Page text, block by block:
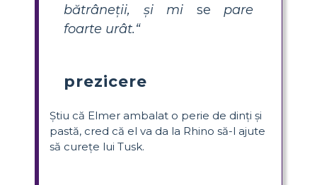
bătrâneții, și mi se pare
foarte urât.“
prezicere
Știu că Elmer ambalat o perie de dinți și
pastă, cred că el va da la Rhino să-l ajute
să curețe lui Tusk.